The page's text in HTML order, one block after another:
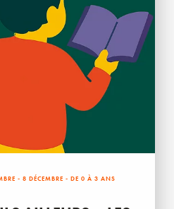
- 8 DÉCEMBRE - DE 0 À 3 ANS